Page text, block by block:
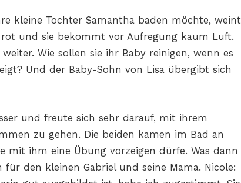
kleine Tochter Samantha baden möchte, weint
und sie bekommt vor Aufregung kaum Luft.
Wie sollen sie ihr Baby reinigen, wenn es
Und der Baby-Sohn von Lisa übergibt sich
und freute sich sehr darauf, mit ihrem
zu gehen. Die beiden kamen im Bad an
mit ihm eine Übung vorzeigen dürfe. Was dann
den kleinen Gabriel und seine Mama. Nicole: